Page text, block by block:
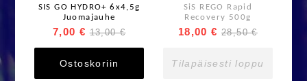
SIS GO HYDRO+ 6x4,5g
Juomajauhe
7,00 € 13,00 €
Ostoskoriin
SiS REGO Rapid
Recovery 500g
18,00 € 28,50 €
Tilapäisesti loppu